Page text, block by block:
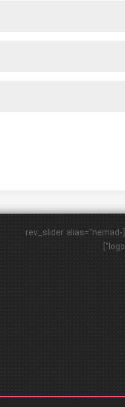
[rev_slider alias="nemad-
logo"]